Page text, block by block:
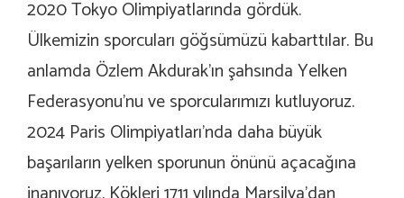
2020 Tokyo Olimpiyatlarında gördük.
Ülkemizin sporcuları göğsümüzü kabarttılar. Bu
anlamda Özlem Akdurak’ın şahsında Yelken
Federasyonu’nu ve sporcularımızı kutluyoruz.
2024 Paris Olimpiyatları’nda daha büyük
başarıların yelken sporunun önünü açacağına